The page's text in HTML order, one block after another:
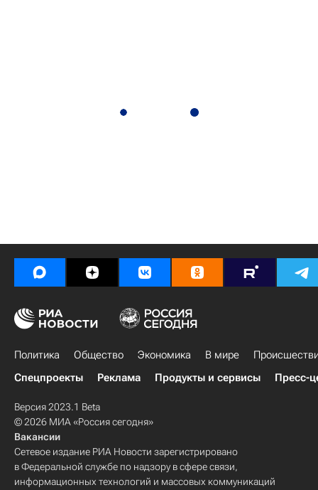
Политика Общество Экономика В мире
Спецпроекты
Реклама Продукты и сервисы Пресс-
Версия 2023.1 Beta
© 2026 МИА «Россия сегодня»
Вакансии
Сетевое издание РИА Новости зарегистрировано
в Федеральной службе по надзору в сфере связи,
информационных технологий и массовых коммуникаций